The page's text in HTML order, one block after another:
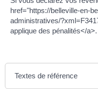
href="https://belleville-en-
administratives/
applique des pénalités</a>.
Textes de référence